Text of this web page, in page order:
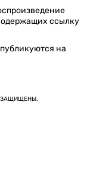
ссылку
на
ЗАЩИЩЕНЫ.